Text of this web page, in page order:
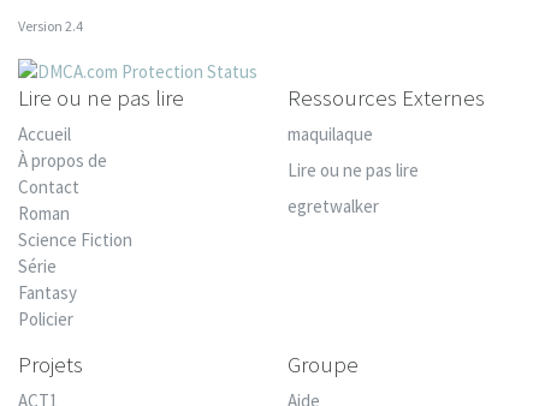
Version 2.4
Lire ou ne pas lire
Accueil
À propos de
Contact
Roman
Science Fiction
Série
Fantasy
Policier
Ressources Externes
maquilaque
Lire ou ne pas lire
egretwalker
Projets
ACT1
Groupe
Aide